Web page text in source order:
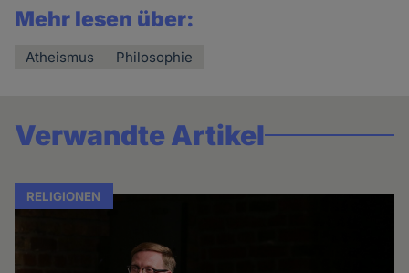
Mehr lesen über:
Atheismus Philosophie
Verwandte Artikel
RELIGIONEN